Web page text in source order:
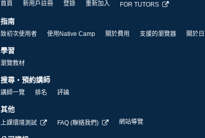
首頁 新用戶註冊 登錄 重新加入 FOR TUTORS
指南
致初次使用者 使用Native Camp 關於費用 支援的瀏覽器 關於
學習
瀏覽教材
搜尋・預約講師
講師一覽 排名 評論
其他
上課環境測試 FAQ (聯絡我們) 網站導覽